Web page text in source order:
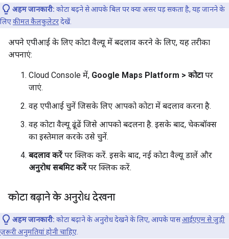
अहम जानकारी: कोटा बढ़ने से आपके बिल पर क्या असर पड़ सकता है, यह जानने के
लिएकीमत कैलकुलेटरदेखें.
अपने एपीआई के लिए कोटा वैल्यू में बदलाव करने के लिए, यह तरीका
अपनाएं:
Cloud Console में, Google Maps Platform > कोटापर
जाएं.
वह एपीआई चुनें जिसके लिए आपको कोटा में बदलाव करना है.
वह कोटा वैल्यू ढूंढें जिसे आपको बदलना है. इसके बाद, चेकबॉक्स
का इस्तेमाल करके उसे चुनें.
बदलाव करेंपर क्लिक करें. इसके बाद, नई कोटा वैल्यू डालें और
अनुरोध सबमिट करेंपर क्लिक करें.
कोटा बढ़ाने के अनुरोध देखना
अहम जानकारी: कोटा बढ़ाने के अनुरोध देखने के लिए, आपके पासआईएएम से जुड़ी
ज़रूरी अनुमतियां होनी चाहिए